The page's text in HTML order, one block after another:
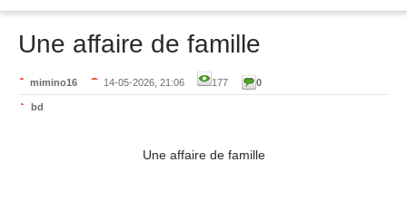
Une affaire de famille
mimino16 14-05-2026, 21:06 177 0
bd
Une affaire de famille